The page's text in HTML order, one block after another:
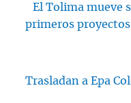
El Tolima mueve
primeros
Trasladan a Epa